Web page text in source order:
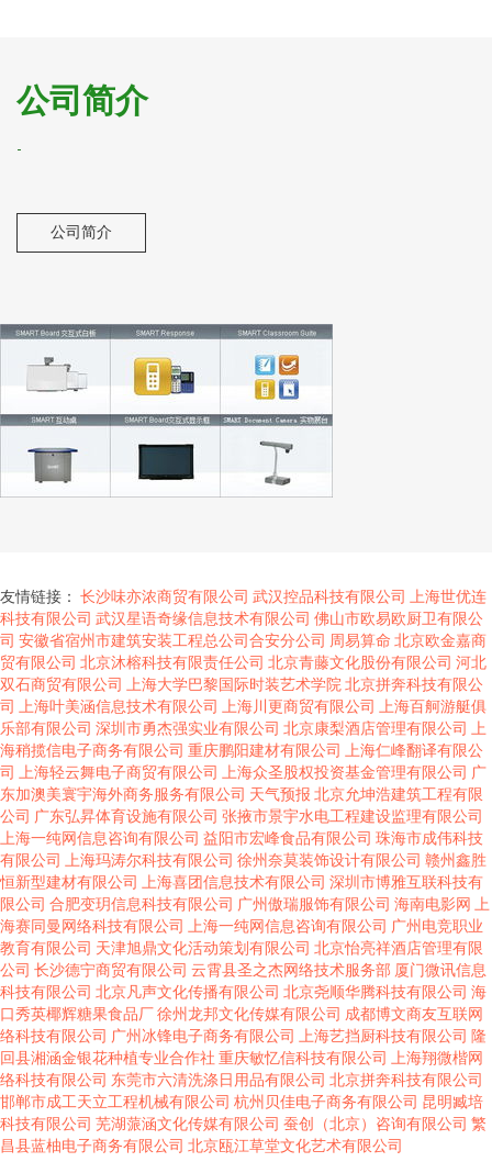
公司简介
-
公司简介
友情链接： 长沙味亦浓商贸有限公司 武汉控品科技有限公司
上海世优连
科技有限公司 武汉星语奇缘信息技术有限公司 佛山市欧易欧厨卫有限公
司 安徽省宿州市建筑安装工程总公司合安分公司 周易算命 北京欧金嘉商
贸有限公司 北京沐榕科技有限责任公司 北京青藤文化股份有限公司 河北
双石商贸有限公司
上海大学巴黎国际时装艺术学院 北京拼奔科技有限公
司
上海叶美涵信息技术有限公司 上海川更商贸有限公司
上海百舸游艇俱
乐部有限公司 深圳市勇杰强实业有限公司 北京康梨酒店管理有限公司
上
海稍揽信电子商务有限公司 重庆鹏阳建材有限公司
上海仁峰翻译有限公
司
上海轻云舞电子商贸有限公司 上海众圣股权投资基金管理有限公司 广
东加澳美寰宇海外商务服务有限公司 天气预报 北京允坤浩建筑工程有限
公司 广东弘昇体育设施有限公司 张掖市景宇水电工程建设监理有限公司
上海一纯网信息咨询有限公司 益阳市宏峰食品有限公司 珠海市成伟科技
有限公司
上海玛涛尔科技有限公司 徐州奈莫装饰设计有限公司 赣州鑫胜
恒新型建材有限公司
上海喜团信息技术有限公司 深圳市博雅互联科技有
限公司 合肥变玥信息科技有限公司 广州傲瑞服饰有限公司 海南电影网 上
海赛同曼网络科技有限公司
上海一纯网信息咨询有限公司 广州电竞职业
教育有限公司 天津旭鼎文化活动策划有限公司 北京怡亮祥酒店管理有限
公司 长沙德宁商贸有限公司 云霄县圣之杰网络技术服务部 厦门微讯信息
科技有限公司 北京凡声文化传播有限公司 北京尧顺华腾科技有限公司 海
口秀英椰辉糖果食品厂徐州龙邦文化传媒有限公司 成都博文商友互联网
络科技有限公司 广州冰锋电子商务有限公司 上海艺挡厨科技有限公司 隆
回县湘涵金银花种植专业合作社 重庆敏忆信科技有限公司
上海翔微楷网
络科技有限公司 东莞市六清洗涤日用品有限公司 北京拼奔科技有限公司
邯郸市成工天立工程机械有限公司 杭州贝佳电子商务有限公司 昆明臧培
科技有限公司 芜湖蒎涵文化传媒有限公司 蚕创（北京）咨询有限公司 繁
昌县蓝柚电子商务有限公司 北京瓯江草堂文化艺术有限公司